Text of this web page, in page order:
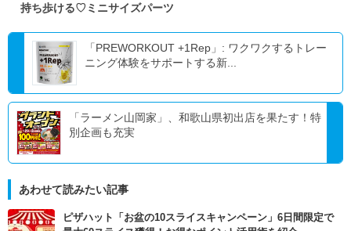
持ち歩ける♡ミニサイズパーツ
「PREWORKOUT +1Rep」: ワクワクするトレー
ニング体験をサポートする新...
「ラーメン山岡家」、和歌山県初出店を果たす！特
別企画も充実
あわせて読みたい記事
ピザハット「お盆の10スライスキャンペーン」6日間限定で